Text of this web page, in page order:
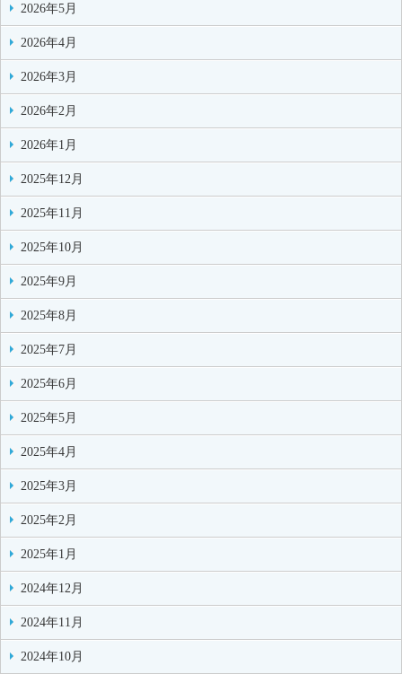
2026年5月
2026年4月
2026年3月
2026年2月
2026年1月
2025年12月
2025年11月
2025年10月
2025年9月
2025年8月
2025年7月
2025年6月
2025年5月
2025年4月
2025年3月
2025年2月
2025年1月
2024年12月
2024年11月
2024年10月